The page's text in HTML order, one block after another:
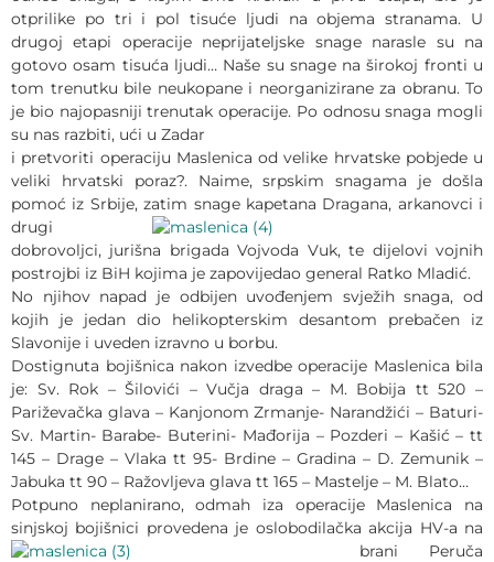
otprilike po tri i pol tisuće ljudi na objema stranama. U
drugoj etapi operacije neprijateljske snage narasle su na
gotovo osam tisuća ljudi… Naše su snage na širokoj fronti u
tom trenutku bile neukopane i neorganizirane za obranu. To
je bio najopasniji trenutak operacije. Po odnosu snaga mogli
su nas razbiti, ući u Zadar
i pretvoriti operaciju Maslenica od velike hrvatske pobjede u
veliki hrvatski poraz?. Naime, srpskim snagama je došla
pomoć iz Srbije, zatim snage kapetana Dragana, arkanovci i
drugi
dobrovoljci, jurišna brigada Vojvoda Vuk, te dijelovi vojnih
postrojbi iz BiH kojima je zapovijedao general Ratko Mladić.
No njihov napad je odbijen uvođenjem svježih snaga, od
kojih je jedan dio helikopterskim desantom prebačen iz
Slavonije i uveden izravno u borbu.
Dostignuta bojišnica nakon izvedbe operacije Maslenica bila
je: Sv. Rok – Šilovići – Vučja draga – M. Bobija tt 520 –
Pariževačka glava – Kanjonom Zrmanje- Narandžići – Baturi-
Sv. Martin- Barabe- Buterini- Mađorija – Pozderi – Kašić – tt
145 – Drage – Vlaka tt 95- Brdine – Gradina – D. Zemunik –
Jabuka tt 90 – Ražovljeva glava tt 165 – Mastelje – M. Blato…
Potpuno neplanirano, odmah iza operacije Maslenica na
sinjskoj bojišnici provedena je oslobodilačka akcija HV-a na
brani Peruča